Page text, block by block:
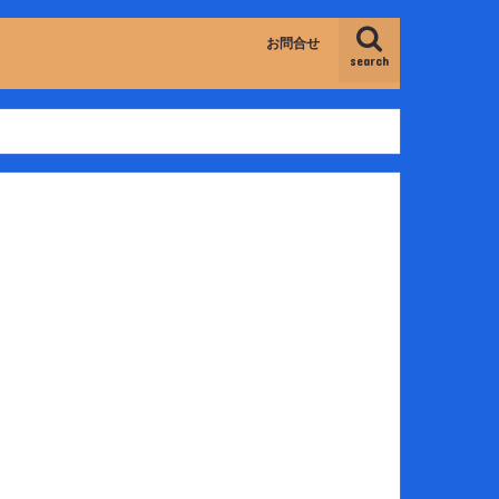
search
お問合せ